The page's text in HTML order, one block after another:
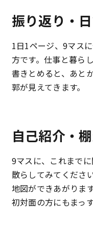
振り返り・
1日1ページ、9マス
方です。仕事と暮ら
書きとめると、あと
郭が見えてきます。
自己紹介・
9マスに、これまで
散らしてみてくださ
地図ができあがりま
初対面の方にもまっ